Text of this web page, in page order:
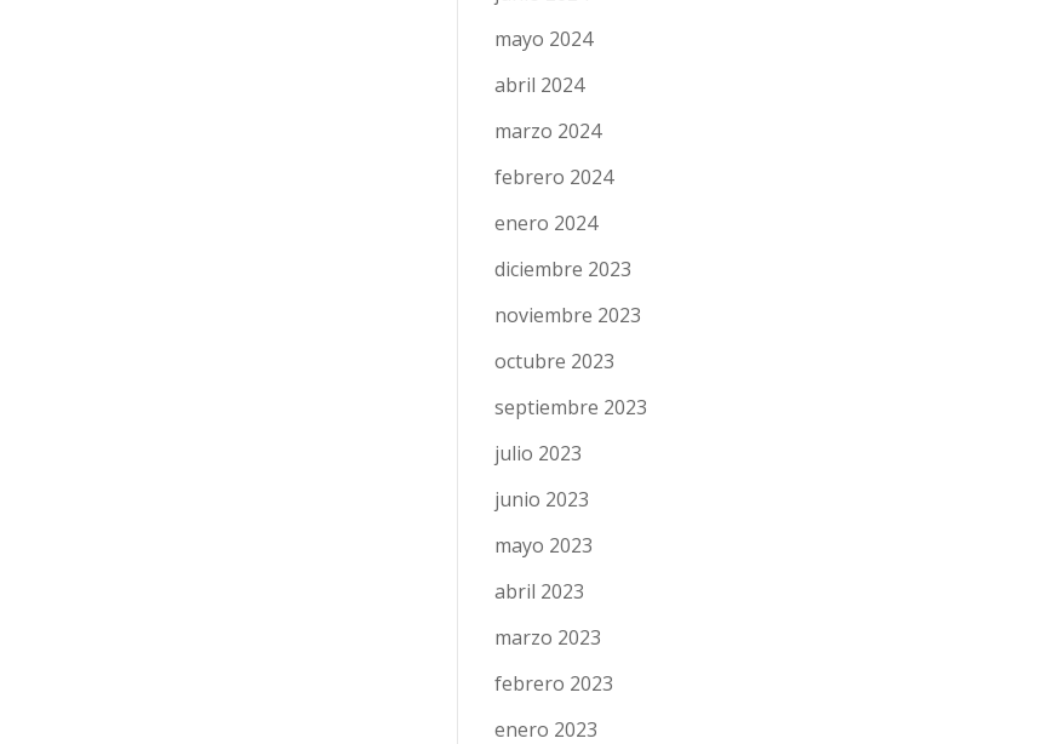
mayo 2024
abril 2024
marzo 2024
febrero 2024
enero 2024
diciembre 2023
noviembre 2023
octubre 2023
septiembre 2023
julio 2023
junio 2023
mayo 2023
abril 2023
marzo 2023
febrero 2023
enero 2023